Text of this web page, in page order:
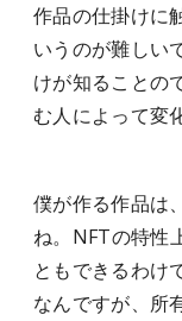
作品の仕掛けに
いうのが難しい
けが知ることの
む人によって変
僕が作る作品は
ね。NFTの特性
ともできるわけ
なんですが、所